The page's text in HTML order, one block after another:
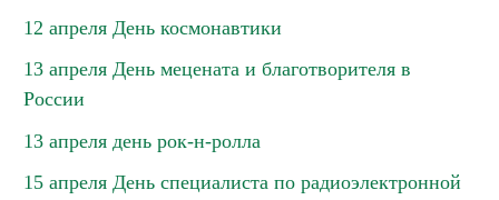
12 апреля День космонавтики
13 апреля День мецената и благотворителя в
России
13 апреля день рок-н-ролла
15 апреля День специалиста по радиоэлектронной